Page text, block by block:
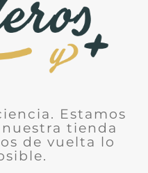
Estamos
tienda
de vuelta lo